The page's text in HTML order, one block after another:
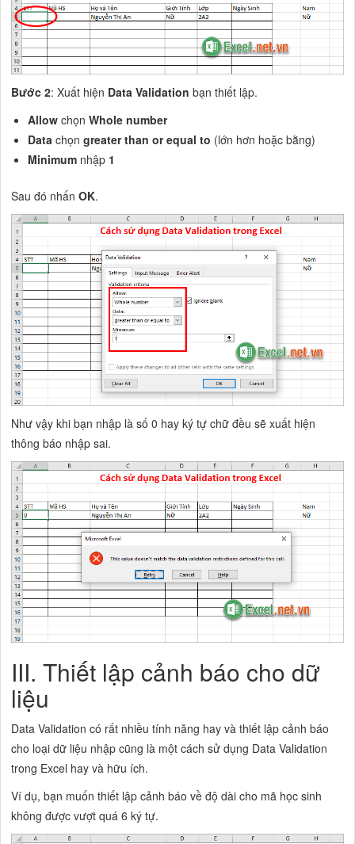
Bước 2: Xuất hiện Data Validation bạn thiết lập.
Allow chọnWhole number
Data chọngreater than or equal to (lớn hơn hoặc bằng)
Minimum nhập 1
Sau đó nhấnOK.
Như vậy khi bạn nhập là số 0 hay ký tự chữ đều sẽ xuất hiện
thông báo nhập sai.
III. Thiết lập cảnh báo cho dữ
liệu
Data Validation có rất nhiều tính năng hay và thiết lập cảnh báo
cho loại dữ liệu nhập cũng là một cách sử dụng Data Validation
trong Excel hay và hữu ích.
Ví dụ, bạn muốn thiết lập cảnh báo về độ dài cho mã học sinh
không được vượt quá 6 ký tự.